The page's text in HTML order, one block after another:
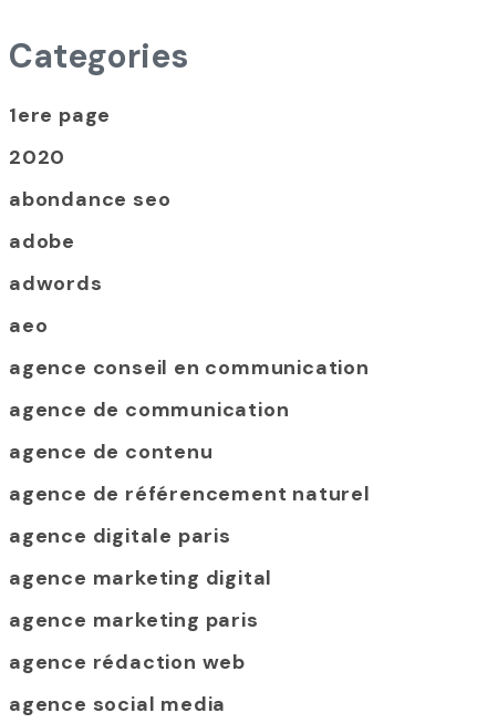
Categories
1ere page
2020
abondance seo
adobe
adwords
aeo
agence conseil en communication
agence de communication
agence de contenu
agence de référencement naturel
agence digitale paris
agence marketing digital
agence marketing paris
agence rédaction web
agence social media